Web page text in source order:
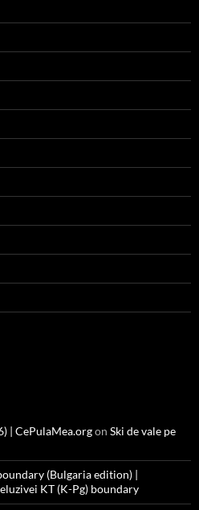
| CePulaMea.orgon Ski de vale pe
(Bulgaria edition) |
KT (K-Pg) boundary